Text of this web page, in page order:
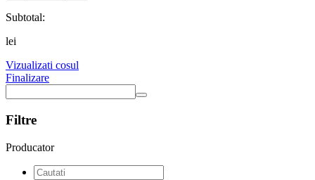
Subtotal:
lei
Vizualizati cosul
Finalizare
Filtre
Producator